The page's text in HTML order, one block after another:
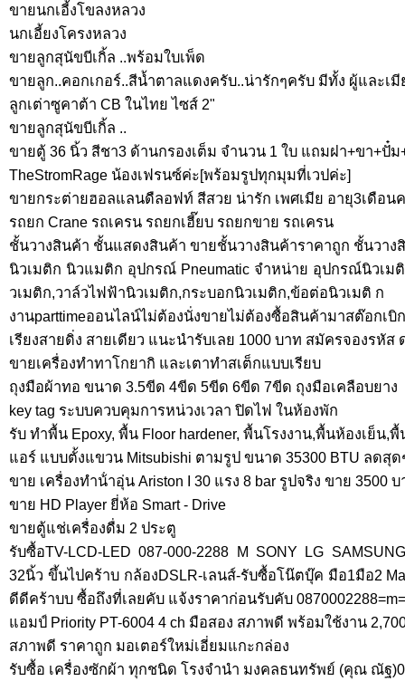
ขายนกเอี้งโขลงหลวง
นกเอี้ยงโครงหลวง
ขายลูกสุนัขบีเกิ้ล ..พร้อมใบเพ็ด
ขายลูก..คอกเกอร์..สีน้ำตาลแดงครับ..น่ารักๆครับ มีทั้ง ผู้และเมี
ลูกเต่าซูคาต้า CB ในไทย ไซส์ 2"
ขายลูกสุนัขบีเกิ้ล ..
ขายตู้ 36 นิ้ว สีชา3 ด้านกรองเต็ม จำนวน 1 ใบ แถมฝา+ขา+ปั๋
TheStromRage น้องเฟรนซ์ค่ะ[พร้อมรูปทุกมุมที่เวปค่ะ]
ขายกระต่ายฮอลแลนดืลอฟท์ สีสวย น่ารัก เพศเมีย อายุ3เดือน
รถยก Crane รถเครน รถยกเฮี๊ยบ รถยกขาย รถเครน
ชั้นวางสินค้า ชั้นแสดงสินค้า ขายชั้นวางสินค้าราคาถูก ชั้นวาง
นิวเมติก นิวแมติก อุปกรณ์ Pneumatic จำหน่าย อุปกรณ์นิวเ
วเมติก,วาล์วไฟฟ้านิวเมติก,กระบอกนิวเมติก,ข้อต่อนิวเมติ ก
งานparttimeออนไลน์ไม่ต้องนั่งขายไม่ต้องซื้อสินค้ามาสต๊อกเบิ
เรียงสายดิ่ง สายเดียว แนะนำรับเลย 1000 บาท สมัครจองรหัส
ขายเครื่องทำทาโกยากิ และเตาทำสเต็กแบบเรียบ
ถุงมือผ้าทอ ขนาด 3.5ขีด 4ขีด 5ขีด 6ขีด 7ขีด ถุงมือเคลือบยาง
key tag ระบบควบคุมการหน่วงเวลา ปิดไฟ ในห้องพัก
รับ ทำพื้น Epoxy, พื้น Floor hardener, พื้นโรงงาน,พื้นห้องเย็น,
แอร์ แบบตั้งแขวน Mitsubishi ตามรูป ขนาด 35300 BTU ลดสุ
ขาย เครื่องทําน้ําอุ่น Ariston I 30 แรง 8 bar รูปจริง ขาย 3500 บ
ขาย HD Player ยี่ห้อ Smart - Drive
ขายตู้แช่เครื่องดื่ม 2 ประตู
รับซื้อTV-LCD-LED 087-000-2288 M SONY LG
32นิ้ว ขึ้นไปคร้าบ กล้องDSLR-เลนส์-รับซื้อโน๊ตบุ๊ค มือ1มือ2
ดีดีคร้าบบ ซื้อถึงที่เลยคับ แจ้งราคาก่อนรับคับ 0870002288=m=
แอมป์ Priority PT-6004 4 ch มือสอง สภาพดี พร้อมใช้งาน
สภาพดี ราคาถูก มอเตอร์ใหม่เอี่ยมแกะกล่อง
รับซื้อ เครื่องซักผ้า ทุกชนิด โรงจำนำ มงคลธนทรัพย์ (คุณ ณัฐ